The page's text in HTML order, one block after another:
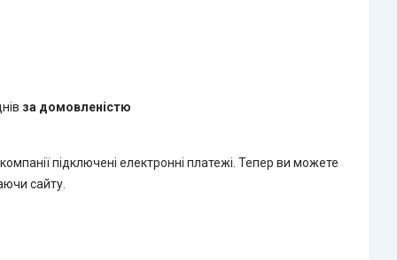
за домовленістю
підключені електронні платежі. Тепер ви можете
сайту.